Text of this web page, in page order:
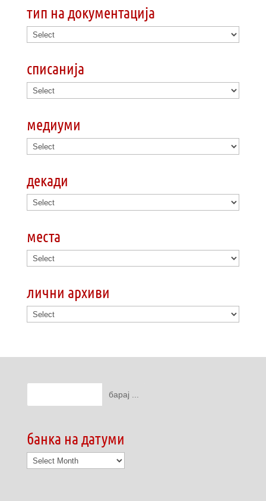
тип на документација
списанија
медиуми
декади
места
лични архиви
банка на датуми
банка
на